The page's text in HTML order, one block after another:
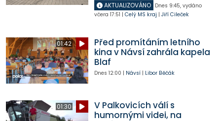
AKTUALIZOVÁNO Dnes 9:45, vydáno
včera 17:51 | Celý MS kraj | Jiří Cileček
01:42
Před promítáním letního
kina v Návsí zahrála kapela
Blaf
Dnes 12:00 | Návsí| Libor Běčák
01:30
V Palkovicích válí s
humornými videi, na